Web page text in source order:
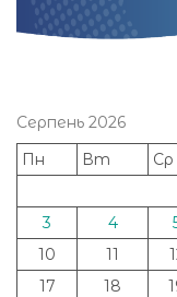
Серпень 2026
Пн
Вт Ср
3
4
10
11
17
18